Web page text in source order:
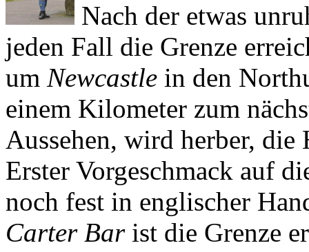
Nach der etwas
jeden Fall die Grenze
um Newcastle in den
einem Kilometer zum
Aussehen, wird herber, die
Erster Vorgeschmack auf
noch fest in englischer
Carter Barist die Grenze